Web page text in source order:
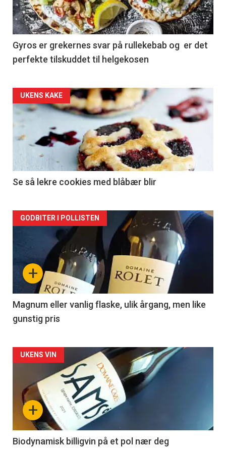
Gyros er grekernes svar på rullekebab og er det
perfekte tilskuddet til helgekosen
Forsiden
akkurat
nå
2
UKENS KAKE
Se så lekre cookies med blåbær blir
Forsiden
akkurat
nå
3
+
GODBITER I POLLISTEN
Magnum eller vanlig flaske, ulik årgang, men like
gunstig pris
Forsiden
akkurat
nå
4
+
UKENS VIN
Biodynamisk billigvin på et pol nær deg